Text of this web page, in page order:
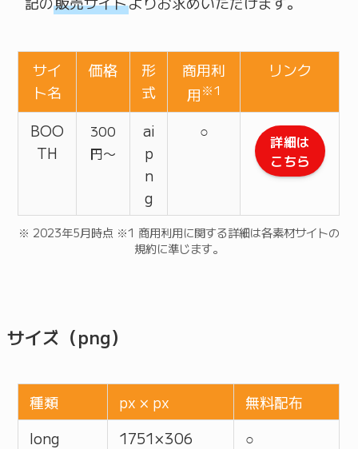
サイ
ト名
価格
形
式
商用利
用※1
リンク
BOO
TH
300
円〜
ai
p
n
g
○
詳細は
こちら
※ 2023年5月時点 ※1 商用利用に関する詳細は各素材サイトの
規約に準じます。
サイズ（png）
種類 px × px
無料配布
long
1751 × 306
○